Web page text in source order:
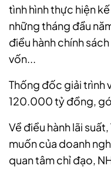
tình hình thực hiện
những tháng đầu
điều hành chính
vốn...
Thống đốc giải trình
120.000 tỷ đồng,
Về điều hành lãi
muốn của doanh
quan tâm chỉ đạo,